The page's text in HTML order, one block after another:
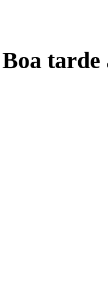
tarde